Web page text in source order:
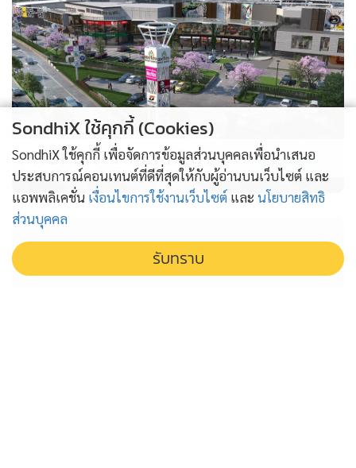
PROPERTY PERFECT -the Lake
SondhiX ใช้คุกกี้ (Cookies)
SondhiX ใช้คุกกี้ เพื่อจัดการข้อมูลส่วนบุคคลเพื่อนำเสนอ
ประสบการณ์คอนเทนต์ที่ดีที่สุดให้กับผู้อ่านบนเว็บไซต์ และ
แอพพลิเคชั่น เงื่อนไขการใช้งานเว็บไซต์ และ นโยบายสิทธิ
ส่วนบุคคล
รับทราบ